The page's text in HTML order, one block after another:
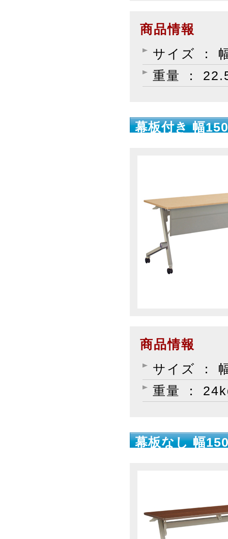
商品情報
サイズ ：
重量 ：
幕板付き 幅
商品情報
サイズ ：
重量 ：
幕板なし 幅